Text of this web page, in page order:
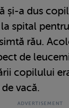
și-a dus
spital
rău.
de
copilului
vacă.